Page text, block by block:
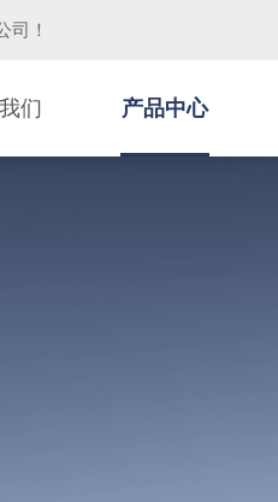
司 ！
们 产品中心